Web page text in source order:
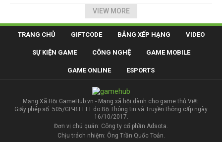
VIEW MORE
TRANG CHỦ GIFTCODE BẢNG XẾP HẠNG VIDEO
SỰ KIỆN GAME CÔNG NGHỆ GAME MOBILE
GAME ONLINE ESPORTS
Mạng Xã Hội GameHub.vn - Mạng xã hội dành cho game thủ Việt.
Giấy phép số: 505/GP-BTTTT do Bộ Thông tin và Truyền thông cấp ngày
16/10/2017.
Đơn vị chủ quản: Công ty cổ phần Adsota.
Chịu trách nhiệm: Ông Trần Quốc Toản.